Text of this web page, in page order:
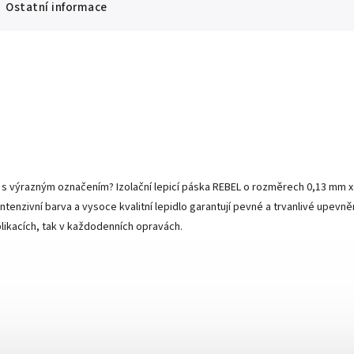
Ostatní informace
označením? Izolační lepicí páska REBEL o rozměrech 0,13
barva a vysoce kvalitní lepidlo garantují pevné a trvanlivé
tak v každodenních opravách.